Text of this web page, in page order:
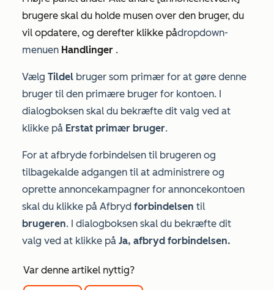
brugere skal du holde musen over den bruger, du
vil opdatere, og derefter klikke pådropdown-
menuen Handlinger .
Vælg Tildel bruger som primær for at gøre denne
bruger til den primære bruger for kontoen. I
dialogboksen skal du bekræfte dit valg ved at
klikke på Erstat primær bruger.
For at afbryde forbindelsen til brugeren og
tilbagekalde adgangen til at administrere og
oprette annoncekampagner for annoncekontoen
skal du klikke på Afbryd forbindelsen til
brugeren. I dialogboksen skal du bekræfte dit
valg ved at klikke på Ja, afbryd forbindelsen.
Var denne artikel nyttig?